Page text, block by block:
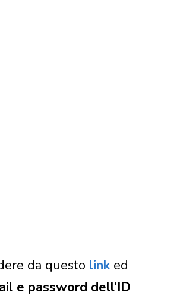
da questo link ed
e password dell’ID